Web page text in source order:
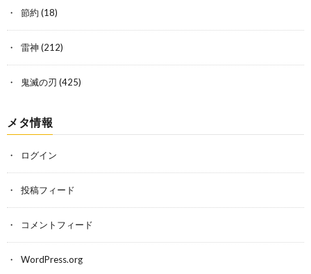
節約 (18)
雷神 (212)
鬼滅の刃 (425)
メタ情報
ログイン
投稿フィード
コメントフィード
WordPress.org